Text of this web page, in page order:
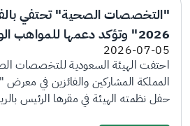
3 سبتمبر. وبينت أنه سيتم بعد ذلك
وسيكون إعلان النتائج بالنسبة
والجراحة في 9 نوفمبر القادم،
الراغبين بالتقديم مراجعة المتطلبات
"التخصصات الصحية" تحتفي
2026" وتؤكد دعمها للمواهب الوطنية
2026-07-05
احتفت الهيئة السعودية للتخصصات
حفل نظمته الهيئة في مقرها الرئيس